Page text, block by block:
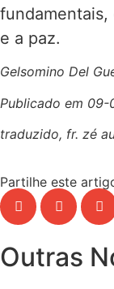
fundamentais,
e a paz.
Gelsomino Del
Publicado em
traduzido, fr. zé
Partilhe este
Outras